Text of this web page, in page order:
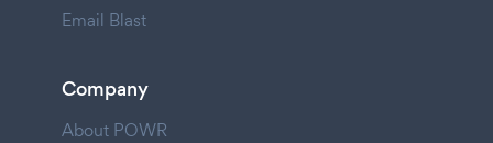
Email Blast
Company
About POWR